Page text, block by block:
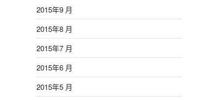
2015年9 月
2015年8 月
2015年7 月
2015年6 月
2015年5 月